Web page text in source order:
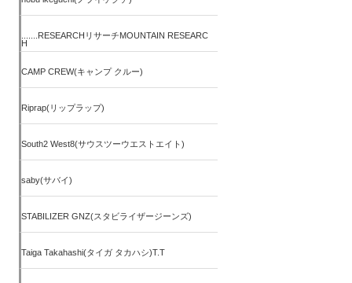
.......RESEARCHリサーチMOUNTAIN RESEARC
H
CAMP CREW(キャンプ クルー)
Riprap(リップラップ)
South2 West8(サウスツーウエストエイト)
saby(サバイ)
STABILIZER GNZ(スタビライザージーンズ)
Taiga Takahashi(タイガ タカハシ)T.T